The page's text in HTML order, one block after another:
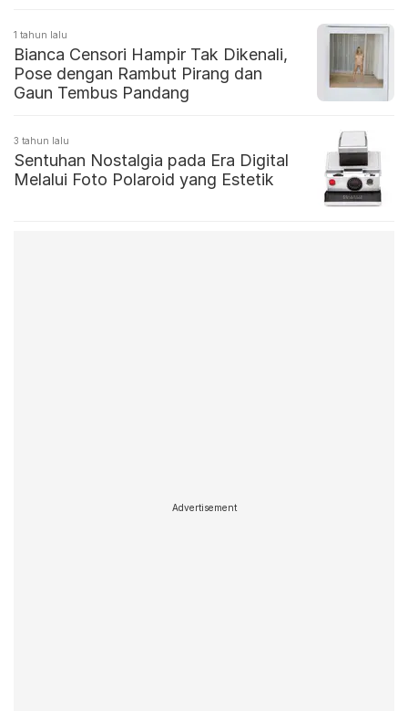
1 tahun lalu
Bianca Censori Hampir Tak Dikenali,
Pose dengan Rambut Pirang dan
Gaun Tembus Pandang
3 tahun lalu
Sentuhan Nostalgia pada Era Digital
Melalui Foto Polaroid yang Estetik
Advertisement